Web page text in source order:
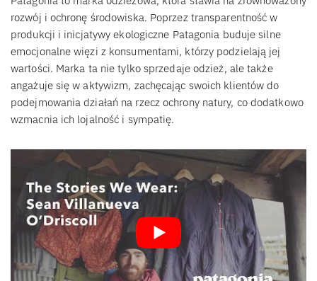
rozwój i ochronę środowiska. Poprzez transparentność w
produkcji i inicjatywy ekologiczne Patagonia buduje silne
emocjonalne więzi z konsumentami, którzy podzielają jej
wartości. Marka ta nie tylko sprzedaje odzież, ale także
angażuje się w aktywizm, zachęcając swoich klientów do
podejmowania działań na rzecz ochrony natury, co dodatkowo
wzmacnia ich lojalność i sympatię.